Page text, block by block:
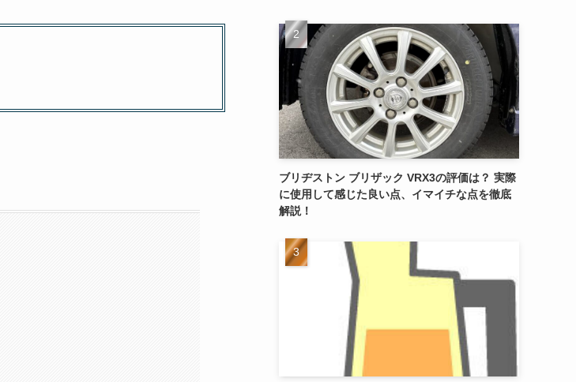
ブリヂストン ブリザック VRX3の評価は？ 実際
に使用して感じた良い点、イマイチな点を徹底
解説！